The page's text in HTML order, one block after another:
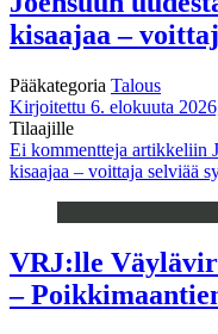
kisaajaa –
Pääkategoria Talous
Kirjoitettu 6. elokuuta
Tilaajille
Ei kommentteja artikkeliin
kisaajaa – voittaja selviää
VRJ:lle
–